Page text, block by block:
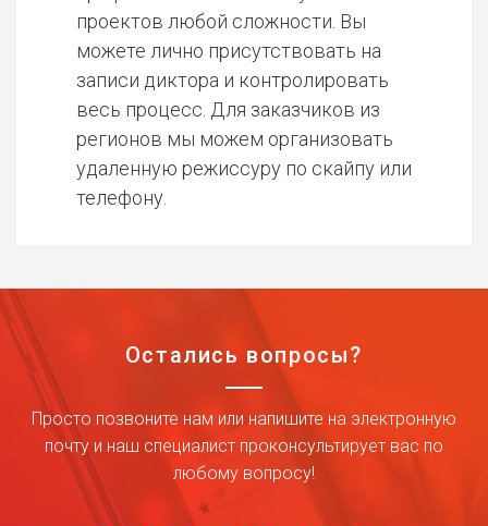
проектов любой сложности. Вы
можете лично присутствовать на
записи диктора и контролировать
весь процесс. Для заказчиков из
регионов мы можем организовать
удаленную режиссуру по скайпу или
телефону.
Остались вопросы?
Просто позвоните нам или напишите на электронную
почту и наш специалист проконсультирует вас по
любому вопросу!